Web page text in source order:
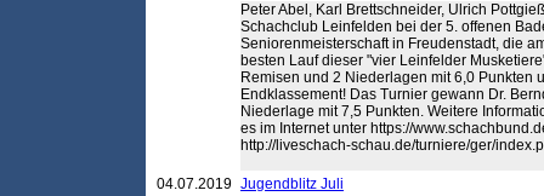
Peter Abel, Karl Brettschneider, Ulrich
Schachclub Leinfelden bei der 5. offenen
Seniorenmeisterschaft in Freudenstadt, die
besten Lauf dieser "vier Leinfelder
Remisen und 2 Niederlagen mit 6,0 Punkten
Endklassement! Das Turnier gewann Dr.
Niederlage mit 7,5 Punkten. Weitere
es im Internet unter https://
http://liveschach-schau.de/turniere/ger/
04.07.2019 Jugendblitz Juli